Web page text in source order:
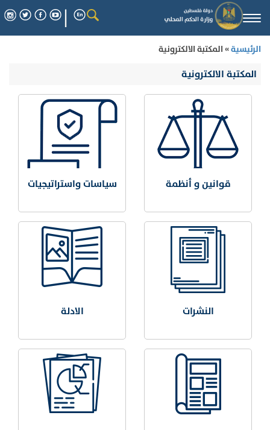
الرئيسية» المكتبة الالكترونية
المكتبة الالكترونية
قوانين و أنظمة سياسات واستراتيجيات
النشرات الادلة